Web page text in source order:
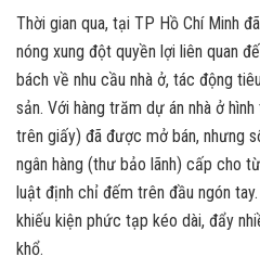
Thời gian qua, tại TP Hồ Chí Minh
nóng xung đột quyền lợi liên quan
bách về nhu cầu nhà ở, tác động
sản. Với hàng trăm dự án nhà ở
trên giấy) đã được mở bán, nhưng
ngân hàng (thư bảo lãnh) cấp cho
luật định chỉ đếm trên đầu ngón
khiếu kiện phức tạp kéo dài, đẩy
khổ.